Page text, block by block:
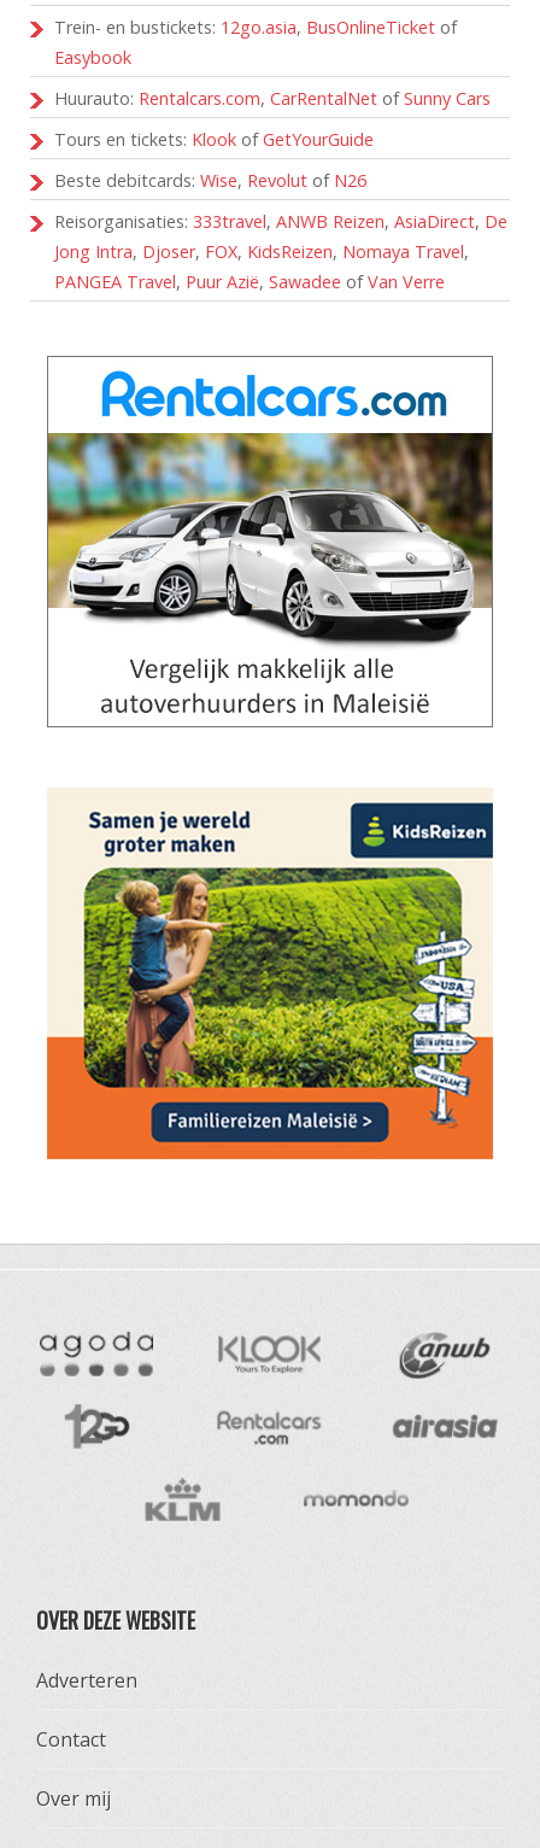
Trein- en bustickets: 12go.asia, BusOnlineTicket of
Easybook
Huurauto: Rentalcars.com, CarRentalNet ofSunny Cars
Tours en tickets: Klook ofGetYourGuide
Beste debitcards: Wise, Revolut of N26
Reisorganisaties: 333travel, ANWB Reizen, AsiaDirect, De
Jong Intra, Djoser, FOX, KidsReizen, Nomaya Travel,
PANGEA Travel, Puur Azië, Sawadee ofVan Verre
OVER DEZE WEBSITE
Adverteren
Contact
Over mij